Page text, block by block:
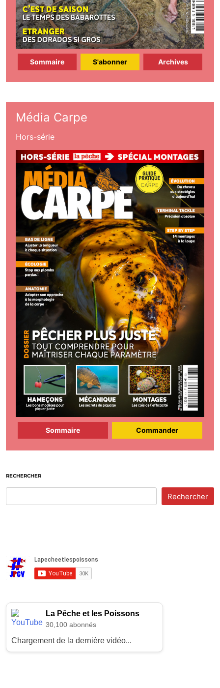
Sommaire S'abonner Archives
Média Carpe
Hors-série
Sommaire Commander
RECHERCHER
Rechercher
La Pêche et les Poissons
30,100 abonnés
Chargement de la dernière vidéo...